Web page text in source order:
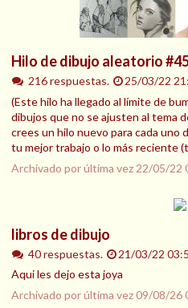
Hilo de dibujo aleatorio
216 respuestas.
25/03/22
(Este hilo ha llegado al límite de
dibujos que no se ajusten al tema
crees un hilo nuevo para cada uno
tu mejor trabajo o lo más reciente
Archivado por última vez 22/05/22
libros de dibujo
40 respuestas.
21/03/22
Aqui les dejo esta joya
Archivado por última vez09/08/26